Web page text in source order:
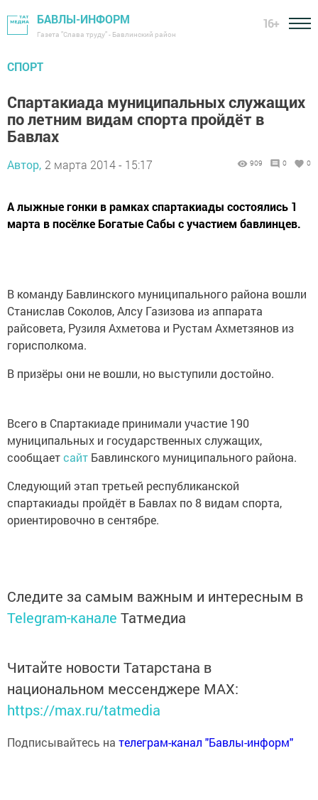
БАВЛЫ-ИНФОРМ
Газета "Слава труду" - Бавлинский район
16+
СПОРТ
Спартакиада муниципальных служащих
по летним видам спорта пройдёт в
Бавлах
Автор, 2 марта 2014 - 15:17 909 0 0
А лыжные гонки в рамках спартакиады состоялись 1
марта в посёлке Богатые Сабы с участием бавлинцев.
В команду Бавлинского муниципального района вошли
Станислав Соколов, Алсу Газизова из аппарата
райсовета, Рузиля Ахметова и Рустам Ахметзянов из
горисполкома.
В призёры они не вошли, но выступили достойно.
Всего в Спартакиаде принимали участие 190
муниципальных и государственных служащих,
сообщаетсайт Бавлинского муниципального района.
Следующий этап третьей республиканской
спартакиады пройдёт в Бавлах по 8 видам спорта,
ориентировочно в сентябре.
Следите за самым важным и интересным в
Telegram-канале Татмедиа
Читайте новости Татарстана в
национальном мессенджере MАХ:
https://max.ru/tatmedia
Подписывайтесь на телеграм-канал "Бавлы-информ"